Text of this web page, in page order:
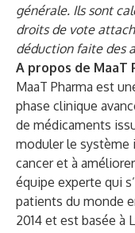
générale. Ils sont
droits de vote
déduction faite des
A propos de MaaT
MaaT Pharma est
phase clinique
de médicaments
moduler le système
cancer et à
équipe experte qui
patients du monde
2014 et est basée à